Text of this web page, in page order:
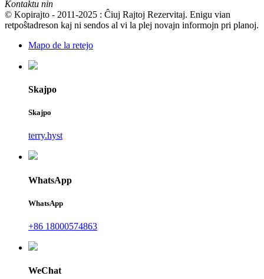
Kontaktu nin
© Kopirajto - 2011-2025 : Ĉiuj Rajtoj Rezervitaj. Enigu vian
retpoŝtadreson kaj ni sendos al vi la plej novajn informojn pri planoj.
Mapo de la retejo
Skajpo
Skajpo
terry.hyst
WhatsApp
WhatsApp
+86 18000574863
WeChat